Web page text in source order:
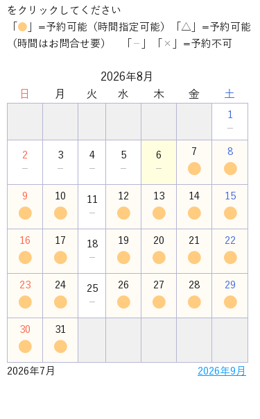
をクリックしてください
● 」=予約可能（時間指定可能）「△」=予約可能
（時間はお問合せ要） 「
－ × 」=予約不可
2026年8月
日
月 火 水 木 金 土
1
－
2
－
3
－
4
－
5
－
6
－
7
●
8
●
9
●
10
●
11
－
12
●
13
●
14
●
15
●
16
●
17
●
18
－
19
●
20
●
21
●
22
●
23
●
24
●
25
－
26
●
27
●
28
●
29
●
30
●
31
●
2026年7月 2026年9月